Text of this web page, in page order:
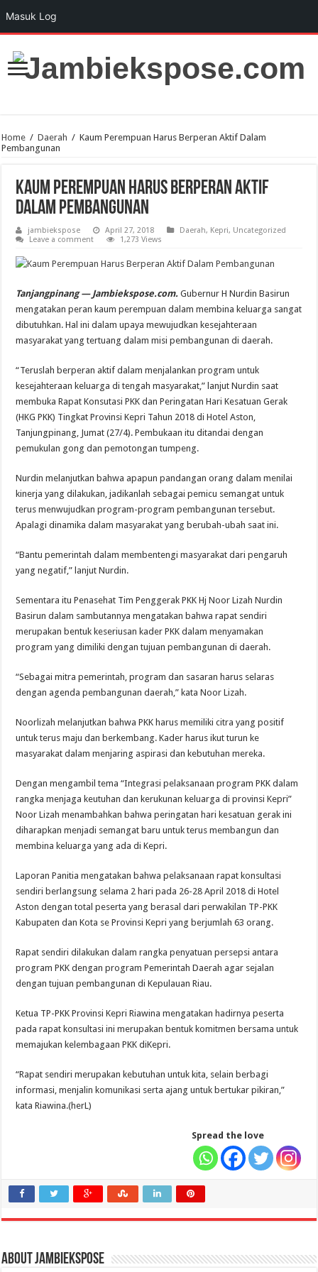
Home / Daerah / Kaum Perempuan Harus Berperan Aktif Dalam
Pembangunan
Kaum Perempuan Harus Berperan Aktif
Dalam Pembangunan
jambiekspose April 27, 2018 Daerah, Kepri, Uncategorized
Leave a comment
1,273 Views
Tanjangpinang — Jambiekspose.com. Gubernur H Nurdin Basirun
mengatakan peran kaum perempuan dalam membina keluarga sangat
dibutuhkan. Hal ini dalam upaya mewujudkan kesejahteraan
masyarakat yang tertuang dalam misi pembangunan di daerah.
“Teruslah berperan aktif dalam menjalankan program untuk
kesejahteraan keluarga di tengah masyarakat,” lanjut Nurdin saat
membuka Rapat Konsutasi PKK dan Peringatan Hari Kesatuan Gerak
(HKG PKK) Tingkat Provinsi Kepri Tahun 2018 di Hotel Aston,
Tanjungpinang, Jumat (27/4). Pembukaan itu ditandai dengan
pemukulan gong dan pemotongan tumpeng.
Nurdin melanjutkan bahwa apapun pandangan orang dalam menilai
kinerja yang dilakukan, jadikanlah sebagai pemicu semangat untuk
terus menwujudkan program-program pembangunan tersebut.
Apalagi dinamika dalam masyarakat yang berubah-ubah saat ini.
“Bantu pemerintah dalam membentengi masyarakat dari pengaruh
yang negatif,” lanjut Nurdin.
Sementara itu Penasehat Tim Penggerak PKK Hj Noor Lizah Nurdin
Basirun dalam sambutannya mengatakan bahwa rapat sendiri
merupakan bentuk keseriusan kader PKK dalam menyamakan
program yang dimiliki dengan tujuan pembangunan di daerah.
“Sebagai mitra pemerintah, program dan sasaran harus selaras
dengan agenda pembangunan daerah,” kata Noor Lizah.
Noorlizah melanjutkan bahwa PKK harus memiliki citra yang positif
untuk terus maju dan berkembang. Kader harus ikut turun ke
masyarakat dalam menjaring aspirasi dan kebutuhan mereka.
Dengan mengambil tema “Integrasi pelaksanaan program PKK dalam
rangka menjaga keutuhan dan kerukunan keluarga di provinsi Kepri”
Noor Lizah menambahkan bahwa peringatan hari kesatuan gerak ini
diharapkan menjadi semangat baru untuk terus membangun dan
membina keluarga yang ada di Kepri.
Laporan Panitia mengatakan bahwa pelaksanaan rapat konsultasi
sendiri berlangsung selama 2 hari pada 26-28 April 2018 di Hotel
Aston dengan total peserta yang berasal dari perwakilan TP-PKK
Kabupaten dan Kota se Provinsi Kepri yang berjumlah 63 orang.
Rapat sendiri dilakukan dalam rangka penyatuan persepsi antara
program PKK dengan program Pemerintah Daerah agar sejalan
dengan tujuan pembangunan di Kepulauan Riau.
Ketua TP-PKK Provinsi Kepri Riawina mengatakan hadirnya peserta
pada rapat konsultasi ini merupakan bentuk komitmen bersama untuk
memajukan kelembagaan PKK diKepri.
“Rapat sendiri merupakan kebutuhan untuk kita, selain berbagi
informasi, menjalin komunikasi serta ajang untuk bertukar pikiran,”
kata Riawina.(herL)
Spread the love
About jambiekspose
Masuk Log